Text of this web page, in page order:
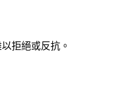
拒絕或反抗。